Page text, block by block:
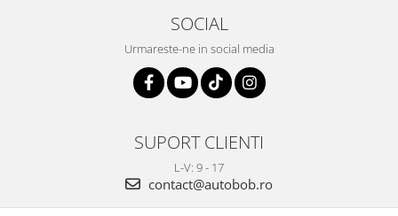
SOCIAL
Urmareste-ne in social media
SUPORT CLIENTI
L-V: 9 - 17
contact@autobob.ro